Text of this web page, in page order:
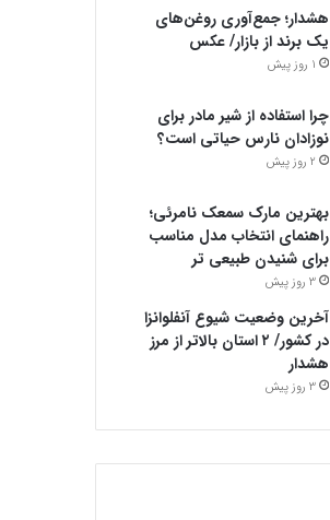
هشدار؛ جمع‌آوری روغن‌های
یک برند از بازار/ عکس
1 روز پیش
چرا استفاده از شیر مادر برای
نوزادان نارس حیاتی است؟
2 روز پیش
بهترین مارک سمعک نامرئی؛
راهنمای انتخاب مدل مناسب
برای شنیدن طبیعی تر
3 روز پیش
آخرین وضعیت شیوع آنفلوانزا
در کشور/ ۲ استان بالاتر از مرز
هشدار
3 روز پیش